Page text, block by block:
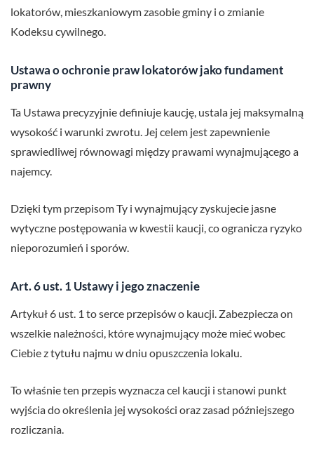
lokatorów, mieszkaniowym zasobie gminy i o zmianie
Kodeksu cywilnego.
Ustawa o ochronie praw lokatorów jako fundament
prawny
Ta Ustawa precyzyjnie definiuje kaucję, ustala jej maksymalną
wysokość i warunki zwrotu. Jej celem jest zapewnienie
sprawiedliwej równowagi między prawami wynajmującego a
najemcy.
Dzięki tym przepisom Ty i wynajmujący zyskujecie jasne
wytyczne postępowania w kwestii kaucji, co ogranicza ryzyko
nieporozumień i sporów.
Art. 6 ust. 1 Ustawy i jego znaczenie
Artykuł 6 ust. 1 to serce przepisów o kaucji. Zabezpiecza on
wszelkie należności, które wynajmujący może mieć wobec
Ciebie z tytułu najmu w dniu opuszczenia lokalu.
To właśnie ten przepis wyznacza cel kaucji i stanowi punkt
wyjścia do określenia jej wysokości oraz zasad późniejszego
rozliczania.